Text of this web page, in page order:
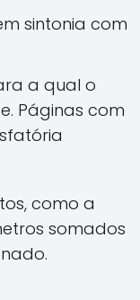
sintonia com
a qual o
Páginas com
como a
somados